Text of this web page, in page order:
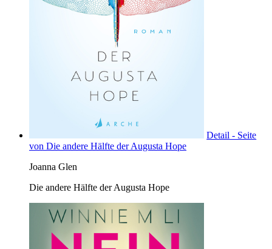
Detail - Seite
von Die andere Hälfte der Augusta Hope
Joanna Glen
Die andere Hälfte der Augusta Hope